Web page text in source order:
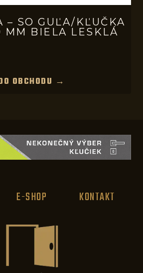
– SO GUĽA/KĽUČKA
MM BIELA LESKLÁ
OBCHODU →
E-SHOP KONTAKT